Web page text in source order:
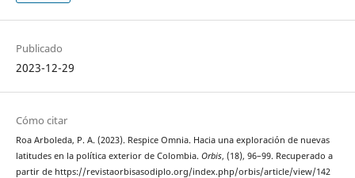
Publicado
2023-12-29
Cómo citar
Roa Arboleda, P. A. (2023). Respice Omnia. Hacia una exploración de nuevas
latitudes en la política exterior de Colombia. Orbis, (18), 96–99. Recuperado a
partir de https://revistaorbisasodiplo.org/index.php/orbis/article/view/142